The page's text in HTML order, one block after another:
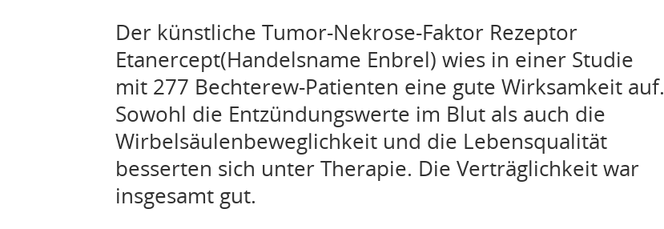
Der künstliche Tumor-Nekrose-Faktor Rezeptor
Etanercept(Handelsname Enbrel) wies in einer Studie
mit 277 Bechterew-Patienten eine gute Wirksamkeit auf.
Sowohl die Entzündungswerte im Blut als auch die
Wirbelsäulenbeweglichkeit und die Lebensqualität
besserten sich unter Therapie. Die Verträglichkeit war
insgesamt gut.